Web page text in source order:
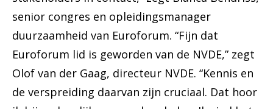
senior congres en opleidingsmanager
duurzaamheid van Euroforum. “Fijn dat
Euroforum lid is geworden van de NVDE,” zegt
Olof van der Gaag, directeur NVDE. “Kennis en
de verspreiding daarvan zijn cruciaal. Dat hoor